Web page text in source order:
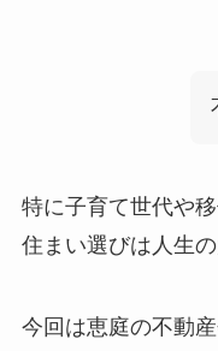
特に子育て世代や
住まい選びは人生
今回は恵庭の不動